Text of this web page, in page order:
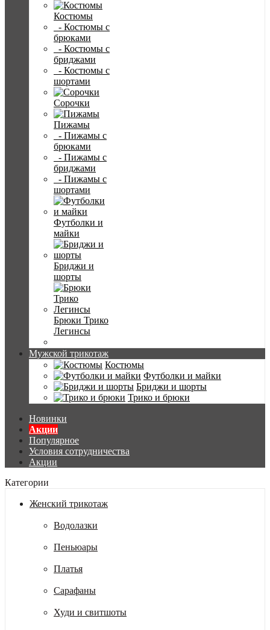
Костюмы
- Костюмы с
брюками
- Костюмы с
бриджами
- Костюмы с
шортами
Сорочки
Пижамы
- Пижамы с
брюками
- Пижамы с
бриджами
- Пижамы с
шортами
Футболки и
майки
Бриджи и
шорты
Брюки Трико
Легинсы
Мужской трикотаж
Костюмы
Футболки и майки
Бриджи и шорты
Трико и брюки
Новинки
Акции
Популярное
Условия сотрудничества
Акции
Категории
Женский трикотаж
Водолазки
Пеньюары
Платья
Сарафаны
Худи и свитшоты